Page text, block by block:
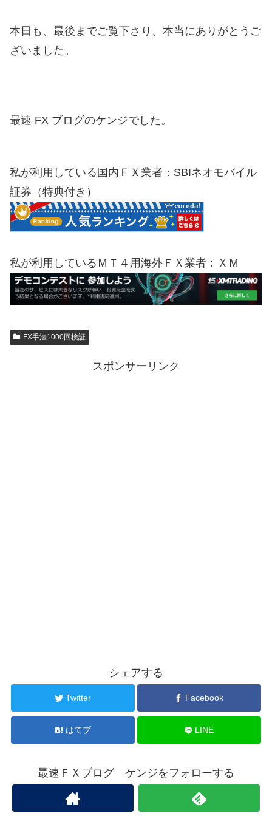
本日も、最後までご覧下さり、本当にありがとうご
ざいました。
最速 FX ブログのケンジでした。
私が利用している国内ＦＸ業者：SBIネオモバイル
証券（特典付き）
私が利用しているＭＴ４用海外ＦＸ業者：ＸＭ
FX手法1000回検証
スポンサーリンク
シェアする
Twitter Facebook
はてブ LINE
最速ＦＸブログ ケンジをフォローする